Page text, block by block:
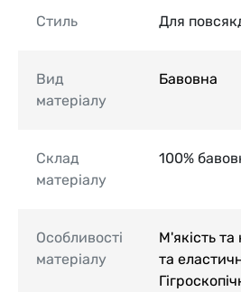
Стиль Для
Вид
матеріалу
Бавовна
Склад
матеріалу
100%
Особливості
матеріалу
М'якість
та